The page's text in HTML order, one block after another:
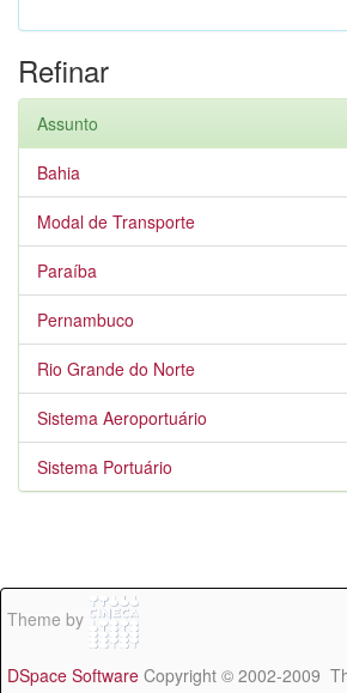
Refinar
Assunto
Bahia
Modal de Transporte
Paraíba
Pernambuco
Rio Grande do Norte
Sistema Aeroportuário
Sistema Portuário
Theme by
DSpace Software Copyright © 2002-2009